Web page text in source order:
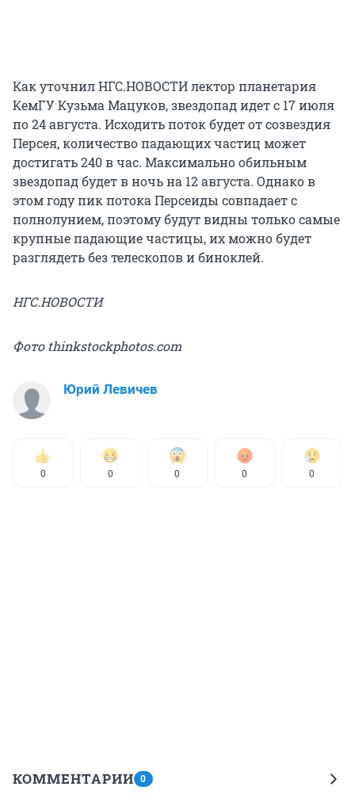
Как уточнил НГС.НОВОСТИ лектор планетария
КемГУ Кузьма Мацуков, звездопад идет с 17 июля
по 24 августа. Исходить поток будет от созвездия
Персея, количество падающих частиц может
достигать 240 в час. Максимально обильным
звездопад будет в ночь на 12 августа. Однако в
этом году пик потока Персеиды совпадает с
полнолунием, поэтому будут видны только самые
крупные падающие частицы, их можно будет
разглядеть без телескопов и биноклей.
НГС.НОВОСТИ
Фото thinkstockphotos.com
Юрий Левичев
0 0 0 0 0
КОММЕНТАРИИ 0